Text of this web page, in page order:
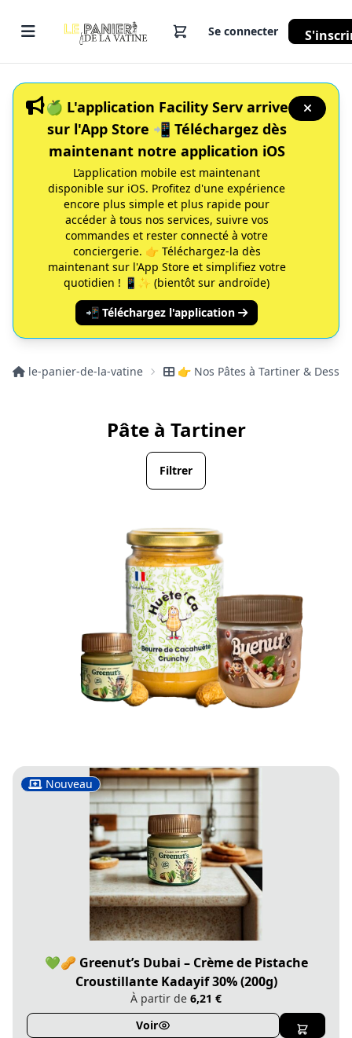
Se connecter
🍏 L'application Facility Serv arrive
sur l'App Store 📲 Téléchargez dès
maintenant notre application iOS
L’application mobile est maintenant
disponible sur iOS. Profitez d'une expérience
encore plus simple et plus rapide pour
accéder à tous nos services, suivre vos
commandes et rester connecté à votre
conciergerie. 👉 Téléchargez-la dès
maintenant sur l'App Store et simplifiez votre
quotidien ! 📱✨ (bientôt sur androïde)
📲 Téléchargez l'application
le-panier-de-la-vatine 👉 Nos Pâtes à Tartiner &
Pâte à Tartiner
Filtrer
Nouveau
💚🥜 Greenut’s Dubai – Crème de Pistache
Croustillante Kadayif 30% (200g)
À partir de 6,21 €
Voir